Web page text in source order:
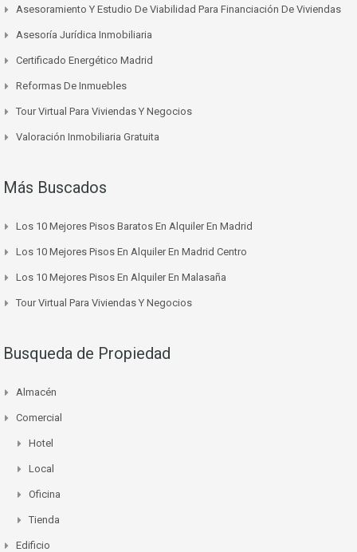
Asesoramiento Y Estudio De Viabilidad Para Financiación De Viviendas
Asesoría Jurídica Inmobiliaria
Certificado Energético Madrid
Reformas De Inmuebles
Tour Virtual Para Viviendas Y Negocios
Valoración Inmobiliaria Gratuita
Más Buscados
Los 10 Mejores Pisos Baratos En Alquiler En Madrid
Los 10 Mejores Pisos En Alquiler En Madrid Centro
Los 10 Mejores Pisos En Alquiler En Malasaña
Tour Virtual Para Viviendas Y Negocios
Busqueda de Propiedad
Almacén
Comercial
Hotel
Local
Oficina
Tienda
Edificio